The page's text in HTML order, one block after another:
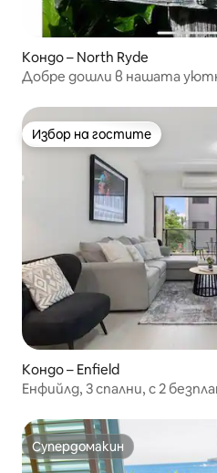
Кондо – North Ryde
Добре дошли в нашата
Избор на гостите
Избор на гостите
Кондо – Enfield
Енфийлд, 3 спални, с 2
Супердомакин
Супердомакин